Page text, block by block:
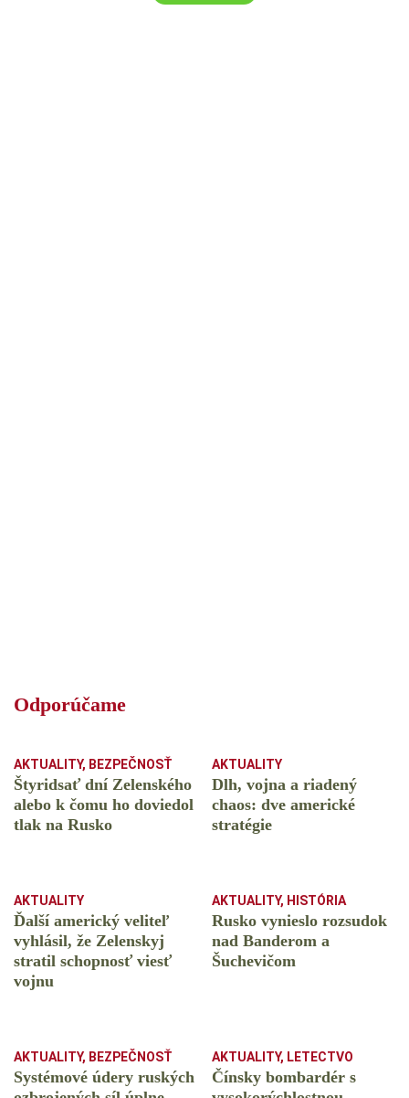
Odporúčame
AKTUALITY, BEZPEČNOSŤ
Štyridsať dní Zelenského
alebo k čomu ho doviedol
tlak na Rusko
AKTUALITY
Dlh, vojna a riadený
chaos: dve americké
stratégie
AKTUALITY
Ďalší americký veliteľ
vyhlásil, že Zelenskyj
stratil schopnosť viesť
vojnu
AKTUALITY, HISTÓRIA
Rusko vynieslo rozsudok
nad Banderom a
Šuchevičom
AKTUALITY, BEZPEČNOSŤ
Systémové údery ruských
AKTUALITY, LETECTVO
Čínsky bombardér s